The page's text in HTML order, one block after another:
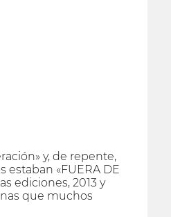
y, de repente,
«FUERA DE
ediciones, 2013 y
que muchos